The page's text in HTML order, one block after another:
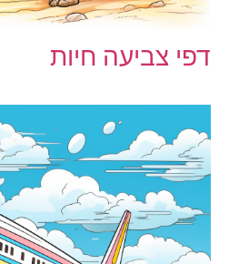
דפי צביעה חיות